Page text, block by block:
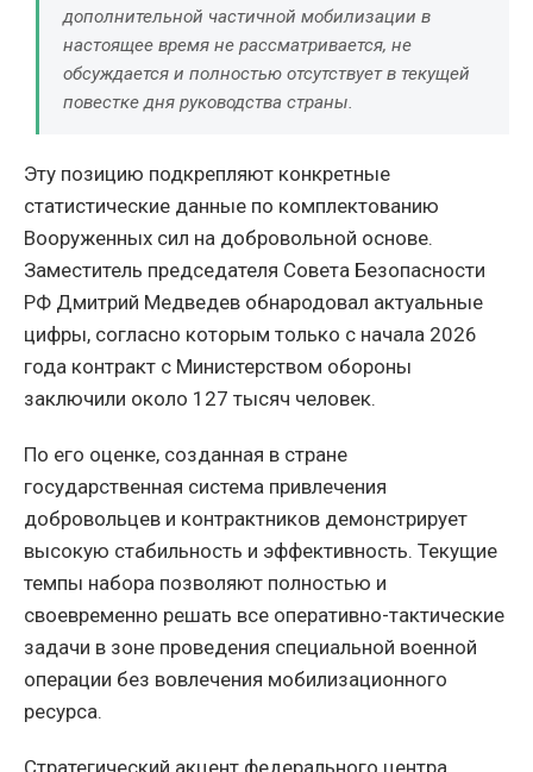
дополнительной частичной мобилизации в
настоящее время не рассматривается, не
обсуждается и полностью отсутствует в текущей
повестке дня руководства страны.
Эту позицию подкрепляют конкретные
статистические данные по комплектованию
Вооруженных сил на добровольной основе.
Заместитель председателя Совета Безопасности
РФ Дмитрий Медведев обнародовал актуальные
цифры, согласно которым только с начала 2026
года контракт с Министерством обороны
заключили около 127 тысяч человек.
По его оценке, созданная в стране
государственная система привлечения
добровольцев и контрактников демонстрирует
высокую стабильность и эффективность. Текущие
темпы набора позволяют полностью и
своевременно решать все оперативно-тактические
задачи в зоне проведения специальной военной
операции без вовлечения мобилизационного
ресурса.
Стратегический акцент федерального центра